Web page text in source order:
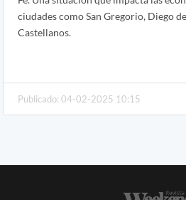
ciudades como San Gregorio, Diego
Castellanos.
Publicado: 04-02-2025 10:15